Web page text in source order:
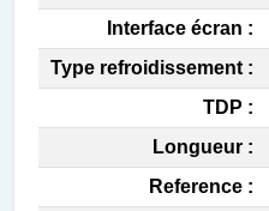
Interface écran :
Type refroidissement :
TDP :
Longueur :
Reference :